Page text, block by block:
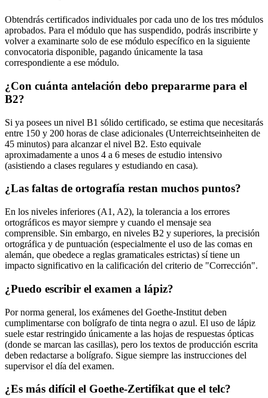
Obtendrás certificados individuales por cada uno de los tres módulos
aprobados. Para el módulo que has suspendido, podrás inscribirte y
volver a examinarte solo de ese módulo específico en la siguiente
convocatoria disponible, pagando únicamente la tasa
correspondiente a ese módulo.
¿Con cuánta antelación debo prepararme para el
B2?
Si ya posees un nivel B1 sólido certificado, se estima que necesitarás
entre 150 y 200 horas de clase adicionales (Unterreichtseinheiten de
45 minutos) para alcanzar el nivel B2. Esto equivale
aproximadamente a unos 4 a 6 meses de estudio intensivo
(asistiendo a clases regulares y estudiando en casa).
¿Las faltas de ortografía restan muchos puntos?
En los niveles inferiores (A1, A2), la tolerancia a los errores
ortográficos es mayor siempre y cuando el mensaje sea
comprensible. Sin embargo, en niveles B2 y superiores, la precisión
ortográfica y de puntuación (especialmente el uso de las comas en
alemán, que obedece a reglas gramaticales estrictas) sí tiene un
impacto significativo en la calificación del criterio de "Corrección".
¿Puedo escribir el examen a lápiz?
Por norma general, los exámenes del Goethe-Institut deben
cumplimentarse con bolígrafo de tinta negra o azul. El uso de lápiz
suele estar restringido únicamente a las hojas de respuestas ópticas
(donde se marcan las casillas), pero los textos de producción escrita
deben redactarse a bolígrafo. Sigue siempre las instrucciones del
supervisor el día del examen.
¿Es más difícil el Goethe-Zertifikat que el telc?